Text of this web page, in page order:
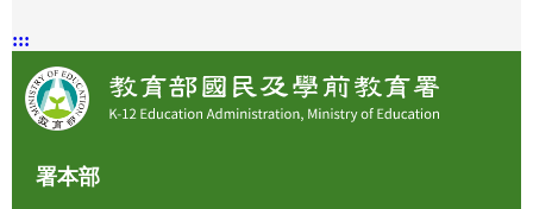
:::
署本部